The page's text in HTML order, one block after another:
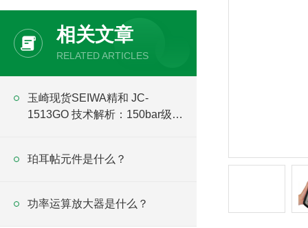
相关文章
RELATED ARTICLES
玉崎现货SEIWA精和 JC-
1513GO 技术解析：150bar级三
珀耳帖元件是什么？
功率运算放大器是什么？